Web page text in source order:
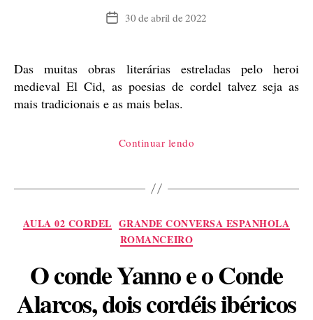
Data30 de abril de 2022
Das muitas obras literárias estreladas pelo heroi
medieval El Cid, as poesias de cordel talvez seja as
mais tradicionais e as mais belas.
Continuar lendo
em
Categorias
AULA 02 CORDEL GRANDE CONVERSA ESPANHOLA
ROMANCEIRO
O conde Yanno e o Conde
Alarcos, dois cordéis ibéricos